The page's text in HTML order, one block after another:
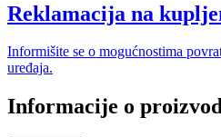
Reklamacija na
Informišite se o mogućnostima
uređaja.
Informacije o